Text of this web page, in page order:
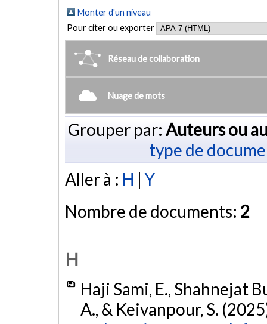
Monter d'un niveau
Pour citer ou exporter
Réseau de collaboration
Nuage de mots
Grouper par: Auteurs ou
type de
Aller à : H |Y
Nombre de documents: 2
H
Haji Sami, E., Shahnejat
A., & Keivanpour, S.